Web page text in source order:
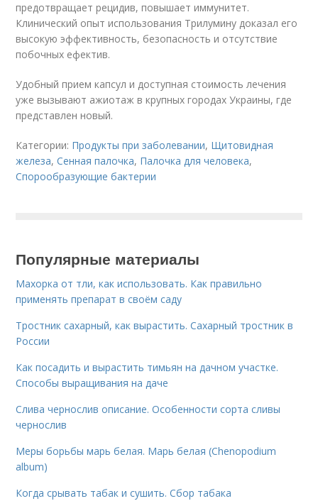
предотвращает рецидив, повышает иммунитет.
Клинический опыт использования Трилумину доказал его
высокую эффективность, безопасность и отсутствие
побочных ефектив.
Удобный прием капсул и доступная стоимость лечения
уже вызывают ажиотаж в крупных городах Украины, где
представлен новый.
Категории: Продукты при заболевании, Щитовидная
железа,Сенная палочка, Палочка для человека,
Спорообразующие бактерии
Популярные материалы
Махорка от тли, как использовать. Как правильно
применять препарат в своём саду
Тростник сахарный, как вырастить. Сахарный тростник в
России
Как посадить и вырастить тимьян на дачном участке.
Способы выращивания на даче
Слива чернослив описание. Особенности сорта сливы
чернослив
Меры борьбы марь белая. Марь белая (Chenopodium
album)
Когда срывать табак и сушить. Сбор табака